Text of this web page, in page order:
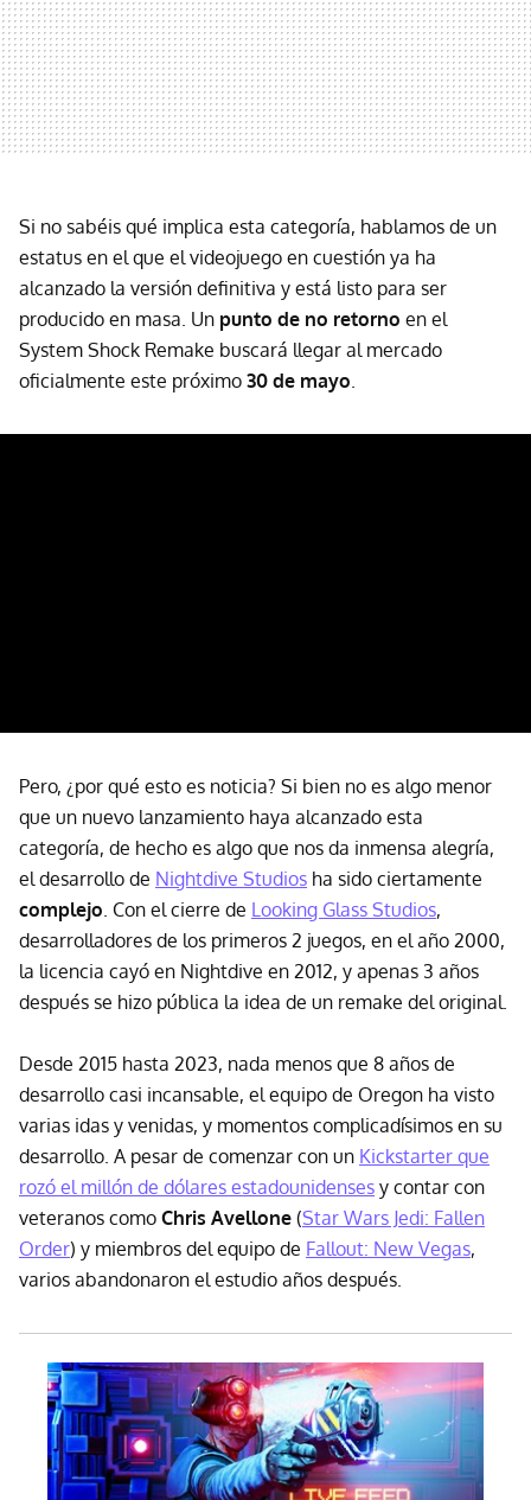
Si no sabéis qué implica esta categoría, hablamos de un
estatus en el que el videojuego en cuestión ya ha
alcanzado la versión definitiva y está listo para ser
producido en masa. Un punto de no retorno en el
System Shock Remake buscará llegar al mercado
oficialmente este próximo 30 de mayo
Pero, ¿por qué esto es noticia? Si bien no es algo menor
que un nuevo lanzamiento haya alcanzado esta
categoría, de hecho es algo que nos da inmensa alegría,
el desarrollo de Nightdive Studios ha sido ciertamente
complejo . Con el cierre de Looking Glass Studios,
desarrolladores de los primeros 2 juegos, en el año 2000,
la licencia cayó en Nightdive en 2012, y apenas 3 años
después se hizo pública la idea de un remake del original.
Desde 2015 hasta 2023, nada menos que 8 años de
desarrollo casi incansable, el equipo de Oregon ha visto
varias idas y venidas, y momentos complicadísimos en su
desarrollo. A pesar de comenzar con un Kickstarter que
rozó el millón de dólares estadounidenses y contar con
veteranos como Chris Avellone (Star Wars Jedi: Fallen
Order) y miembros del equipo de Fallout: New Vegas,
varios abandonaron el estudio años después.